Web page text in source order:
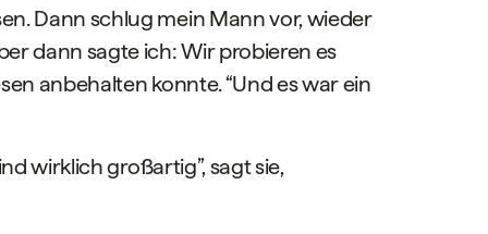
Dann schlug mein Mann vor, wieder
dann sagte ich: Wir probieren es
anbehalten konnte. “Und es war ein
wirklich großartig”, sagt sie,